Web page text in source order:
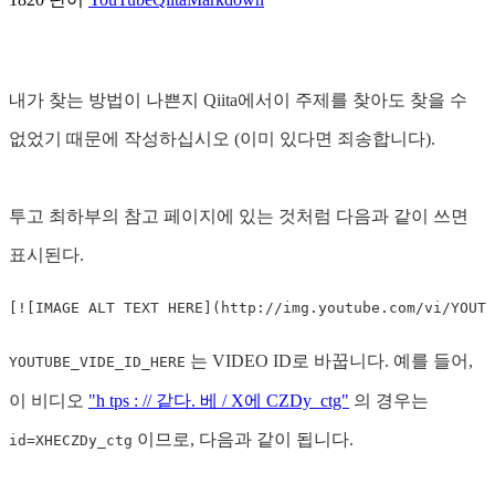
내가 찾는 방법이 나쁜지 Qiita에서이 주제를 찾아도 찾을 수
없었기 때문에 작성하십시오 (이미 있다면 죄송합니다).
투고 최하부의 참고 페이지에 있는 것처럼 다음과 같이 쓰면
표시된다.
![IMAGE ALT TEXT HERE ]( http://img.youtube.com/vi/
YOUTUBE_VIDE_ID_HERE 는 VIDEO ID로 바꿉니다. 예를 들어,
이 비디오 "h tps : // 같다. 베 / X에 CZDy_ctg" 의 경우는
id=XHECZDy_ctg 이므로, 다음과 같이 됩니다.